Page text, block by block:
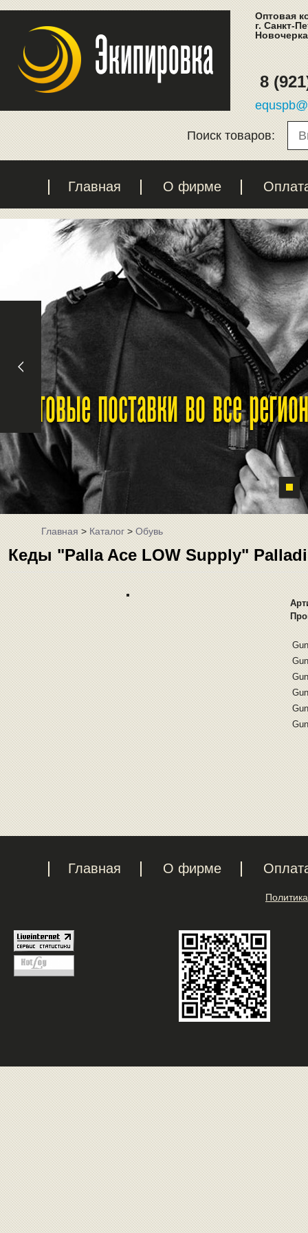
Оптовая
г. Санкт-
8
Поиск товаров:
Главная О фирме
Оптовые поставки во все
Главная>Каталог>Обувь
Кеды "Palla Ace LOW Supply"
Главная О фирме